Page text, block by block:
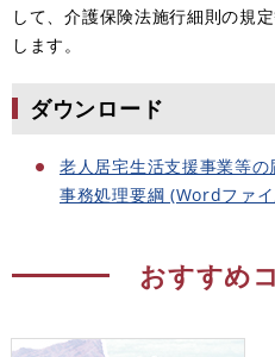
して、介護保険法施行細則の規
します。
ダウンロード
老人居宅生活支援事業等
事務処理要綱 (Wordファ
おすすめ